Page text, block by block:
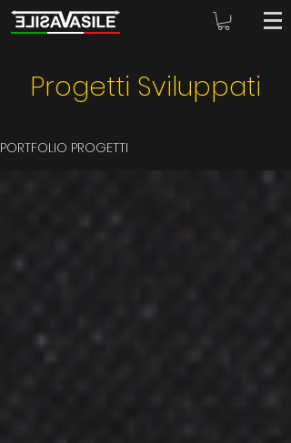
Progetti Sviluppati
PORTFOLIO PROGETTI